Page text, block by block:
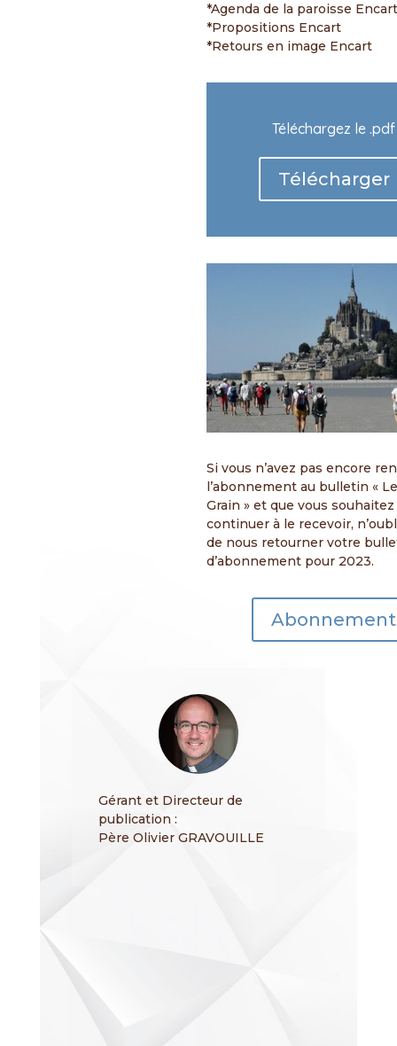
*Agenda de la paroisse
*Propositions Encart
*Retours en image Encart
Téléchargez le .pdf
Télécharger
Si vous n’avez pas encore
l’abonnement au bulletin «
Grain » et que vous souhaitez
continuer à le recevoir,
de nous retourner votre
d’abonnement pour 2023.
Abonnement
Gérant et Directeur de
publication :
Père Olivier GRAVOUILLE